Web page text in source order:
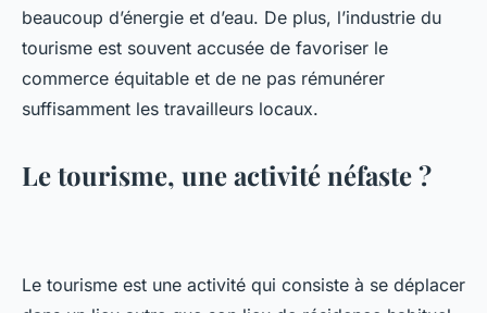
beaucoup d’énergie et d’eau. De plus, l’industrie du
tourisme est souvent accusée de favoriser le
commerce équitable et de ne pas rémunérer
suffisamment les travailleurs locaux.
Le tourisme, une activité néfaste ?
Le tourisme est une activité qui consiste à se déplacer